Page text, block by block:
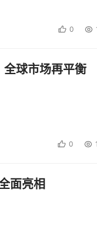
0
球市场再平衡
0
面亮相